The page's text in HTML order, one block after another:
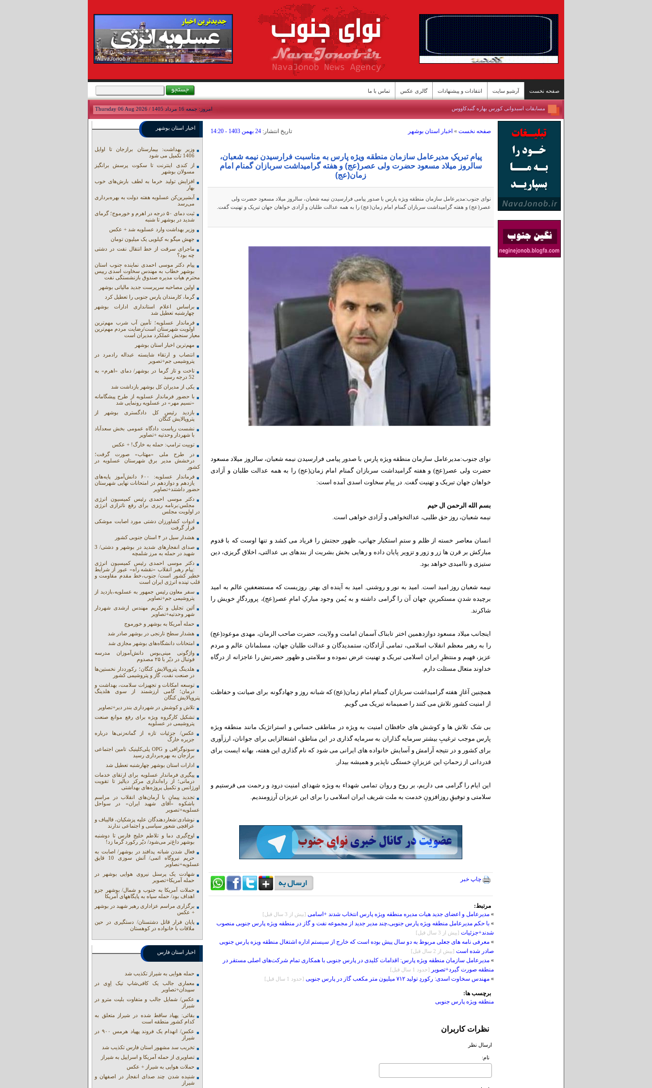
صفحه نخست آرشیو سایت انتقادات و پیشنهادات گالری عکس تماس با ما
مسابقات اسبدوانی کورس بهاره گنبدکاووس
برداشت برنج از شالیزارهای شمال - سوادکوه
تازه‌ترین وضعیت تنگه هرمز
مسابقات کشتی سنتی لوچو - روستای چرات
روستای گردشگری قلات - شیراز
پل محور «رودان - بندرعباس» پس حمله آمریکا
بندرعباس جان ایران
مسافران دریاچه «زنده» ارومیه
امروز: جمعه 16 مرداد 1405 / Thursday 06 Aug 2026
صفحه نخست » اخبار استان بوشهر تاريخ انتشار: 24 بهمن 1403 - 14:20
پیام تبریکِ مدیرعامل سازمان منطقه ویژه پارس به مناسبت فرارسیدن نیمه شعبان،
سالروز میلاد مسعود حضرت ولی عصر(عج) و هفته گرامیداشت سربازان گمنام امام
زمان(عج)
نوای جنوب:مدیرعامل سازمان منطقه ويژه پارس با صدور پیامی فرارسیدن نیمه شعبان، سالروز میلاد مسعود حضرت ولی
عصر(عج) و هفته گرامیداشت سربازان گمنام امام زمان(عج) را به همه عدالت طلبان و آزادی خواهان جهان تبریک و تهنیت گفت.
نوای جنوب:مدیرعامل سازمان منطقه ويژه پارس با صدور پیامی فرارسیدن نیمه شعبان، سالروز میلاد مسعود
حضرت ولی عصر(عج) و هفته گرامیداشت سربازان گمنام امام زمان(عج) را به همه عدالت طلبان و آزادی
خواهان جهان تبریک و تهنیت گفت. در پیام سخاوت اسدی آمده است:
بسم الله الرحمن ال حیم
نیمه شعبان، روز حق طلبی، عدالتخواهی و آزادی خواهی است.
انسان معاصر خسته از ظلم و ستمِ استکبار جهانی، ظهور حجتش را فریاد می کشد و تنها اوست که با قدوم
مبارکش بر قرن ها زر و زور و تزویر پایان داده و رهایی بخش بشریت از بندهای بی عدالتی، اخلاق گریزی، دین
ستیزی و ناامیدی خواهد بود.
نیمه شعبان روز امید است. امید به نور و روشنی. امید به آینده ای بهتر. روزیست که مستضعفینِ عالم به امید
برچیده شدنِ مستکبرینِ جهان آن را گرامی داشته و به یُمن وجود مبارکِ امامِ عصر(عج)، پروردگارِ خویش را
شاکرند.
اینجانب میلاد مسعود دوازدهمین اختر تابناک آسمان امامت و ولایت، حضرت صاحب الزمان، مهدی موعود(عج)
را به رهبر معظم انقلاب اسلامی، تمامی آزادگان، ستمدیدگان و عدالت طلبان جهان، مسلمانان عالم و مردم
عزیز، فهیم و منتظرِ ایران اسلامی تبریک و تهنیت عرض نموده و سلامتی و ظهور حضرتش را عاجزانه از درگاه
خداوند متعال مسئلت دارم.
همچنین آغازِ هفته گرامیداشت سربازان گمنام امام زمان(عج) که شبانه روز و جهادگونه برای صیانت و حفاظت
از امنیت کشور تلاش می کنند را صمیمانه تبریک می گویم.
بی شک تلاش ها و کوشش های حافظان امنیت به ویژه در مناطقی حساس و استراتژیک مانند منطقه ویژه
پارس موجب ترغیبِ بیشتر سرمایه گذاران به سرمایه گذاری در این مناطق، اشتغالزایی برای جوانان، ارزآوری
برای کشور و در نتیجه آرامش و آسایش خانواده های ایرانی می شود که نام گذاری این هفته، بهانه ایست برای
قدردانی از زحماتِ این عزیزانِ خستگی ناپذیر و همیشه بیدار.
این ایام را گرامی می داریم، بر روح و روان تمامی شهداء به ویژه شهدای امنیت درود و رحمت می فرستیم و
سلامتی و توفیقِ روزافزونِ خدمت به ملت شریف ایران اسلامی را برای این عزیزان آرزومندیم.
چاپ خبر
مرتبط:
» مدیرعامل و اعضای جدید هیات مدیره منطقه ویژه پارس انتخاب شدند +اسامی [بيش از 3 سال قبل]
» با حکم مدیرعامل منطقه ویژه پارس جنوبی،چند مدیر جدید از مجموعه نفت و گاز در منطقه ویژه پارس جنوبی منصوب
شدند+جزئیات [بيش از 3 سال قبل]
» معرفی نامه های جعلی مربوط به دو سال پیش بوده است که خارج از سیستم اداره اشتغال منطقه ویزه پارس جنوبی
صادر شده است [بيش از 2 سال قبل]
» مدیرعامل سازمان منطقه ویژه پارس: اقدامات کلیدی در پارس جنوبی با همکاری تمام شرکت‌های اصلی مستقر در
منطقه صورت گیرد+تصویر [حدود 1 سال قبل]
» مهندس سخاوت اسدی: رکوردِ تولید ۷۱۲ میلیون متر مکعب گاز در پارس جنوبی [حدود 1 سال قبل]
برچسب ها:
منطقه ویژه پارس جنوبی
نظرات کاربران
ارسال نظر
نام:
اخبار استان بوشهر
وزیر بهداشت: بیمارستان برازجان تا اوایل
1406 تکمیل می شود
از کندی اینترنت تا سکوت پرسش برانگیز
مسولان بوشهر
افزایش تولید خرما به لطف بارش‌های خوب
بهار
آبشیرین‌کن عسلویه هفته دولت به بهره‌برداری
می‌رسد
ثبت دمای ۵۰ درجه در اهرم و خورموج؛ گرمای
شدید در بوشهر تا شنبه
وزیر بهداشت وارد عسلویه شد + عکس
جهش میگو به کیلویی یک میلیون تومان
ماجرای سرقت از خط انتقال نفت در دشتی
چه بود؟
پیام دکتر موسی احمدی نماینده جنوب استان
بوشهر خطاب به مهندس سخاوت اسدی رییس
محترم هیات مدیره صندوق بازنشستگی نفت
اولین مصاحبه سرپرست جدید مالیاتی بوشهر
گرما، کارمندان پارس جنوبی را تعطیل کرد
براساس اعلام استانداری ادارات بوشهر
چهارشنبه تعطیل شد
فرماندار عسلویه؛ تأمین آب شرب مهم‌ترین
اولویت شهرستان است/رضایت مردم مهم‌ترین
معیار سنجش عملکرد مدیران است
مهم‌ترین اخبار استان بوشهر
انتصاب و ارتقاء شایسته عبداله رادمرد در
پتروشیمی جم+تصویر
تاخت و تاز گرما در بوشهر/ دمای «اهرم» به
52 درجه رسید
یکی از مدیران کل بوشهر بازداشت شد
با حضور فرماندار عسلویه از طرح پیشگامانه
«نسیم مهر» در عسلویه رونمایی شد
بازدید رئیس کل دادگستری بوشهر از
پتروپالایش کنگان
نشست ریاست دادگاه عمومی بخش سعدآباد
با شهردار وحدتیه +تصاویر
توییت ترامپ: حمله به خارگ! + عکس
در طرح ملی «مهتاب» صورت گرفت؛
درخشش مدیر برق شهرستان عسلویه در
کشور
فرماندار عسلویه: ۶۰۰ دانش‌آموز پایه‌های
یازدهم و دوازدهم در امتحانات نهایی شهرستان
حضور داشتند+تصاویر
دکتر موسی احمدی رئیس کمیسیون انرژی
مجلس:برنامه ریزی برای رفع ناترازی انرژی
در اولویت مجلس
ادوات کشاورزان دشتی مورد اصابت موشکی
قرار گرفت
هشدار سیل در ۴ استان جنوبی کشور
صدای انفجارهای شدید در بوشهر و دشتی/ 3
شهید در حمله به مرز شلمچه
دکتر موسی احمدی رئیس کمیسیون انرژی
:پیام رهبر انقلاب «نقشه راه» عبور از شرایط
خطیر کشور است/ جنوب،خط مقدم مقاومت و
قلب تپنده انرژی ایران است
سفر معاون رئیس جمهور به عسلویه،بازدید از
پتروشیمی جم+تصاویر
آئین تجلیل و تکریم مهندس ارشدی شهردار
شهر وحدتیه+تصاویر
حمله آمریکا به بوشهر و خورموج
هشدار سطح نارنجی در بوشهر صادر شد
امتحانات دانشگاه‌های بوشهر مجازی شد
واژگونی مینی‌بوس دانش‌آموزان مدرسه
فوتبال در دیّر با ۲۵ مصدوم
هلدینگ پتروپالایش کنگان؛ رکورددار نخستین‌ها
در صنعت نفت، گاز و پتروشیمی کشور
توسعه امکانات و تجهیزات سلامت، بهداشت و
درمان؛ گامی ارزشمند از سوی هلدینگ
پتروپالایش کنگان
تلاش و کوشش در شهرداری بندر دیر+تصاویر
تشکیل کارگروه ویژه برای رفع موانع صنعت
پتروشیمی در عسلویه
عکس/ جزئیات تازه از گمانه‌زنی‌ها درباره
جزیره خارگ
سونوگرافی و OPG پلی‌کلینیک تامین اجتماعی
برازجان به بهره‌برداری رسید
ادارات استان بوشهر چهارشنبه تعطیل شد
پیگیری فرماندار عسلویه برای ارتقای خدمات
درمانی؛ از راه‌اندازی مرکز دیالیز تا تقویت
اورژانس و تکمیل پروژه‌های بهداشتی
تجدید پیمان با آرمان‌های انقلاب در مراسم
باشکوه «آقای شهید ایران» در سواحل
عسلویه+تصویر
نوشادی:شعاردهندگان علیه پزشکیان، قالیباف و
عراقچی شعور سیاسی و اجتماعی ندارند
اوج‌گیری دما و تلاطم خلیج فارس تا دوشنبه
بوشهر داغ‌تر می‌شود/ دیّر رکورد گرما زد!
فعال شدن شبانه پدافند در بوشهر/ اصابت به
حریم نیروگاه اتمی/ آتش سوزی 10 قایق
عسلویه+نصاویر
شهادت یک پرسنل نیروی هوایی بوشهر در
حمله آمریکا+تصویر
حملات آمریکا به جنوب و شمال/ بوشهر جزو
اهداف بود/ حمله سپاه به پایگاههای آمریکا
برگزاری مراسم عزاداری رهبر شهید در بوشهر
+ عکس
پایان فرار قاتل دشتستان/ دستگیری در حین
ملاقات با خانواده در کوهستان
اخبار استان فارس
حمله هوایی به شیراز تکذیب شد
معماری جالب یک کافی‌شاپ تیک اِوِی در
سپیدان+تصاویر
عکس/ شمایل جالب و متفاوت بلیت مترو در
شیراز
بقائی: پهپاد ساقط شده در شیراز متعلق به
کدام کشور منطقه است
عکس/ انهدام یک فروند پهپاد هرمس ۹۰۰ در
شیراز
تخریب سد مشهور استان فارس تکذیب شد
تصاویری از حمله آمریکا و اسراییل به شیراز
حملات هوایی به شیراز + عکس
شنیده شدن چند صدای انفجار در اصفهان و
شیراز